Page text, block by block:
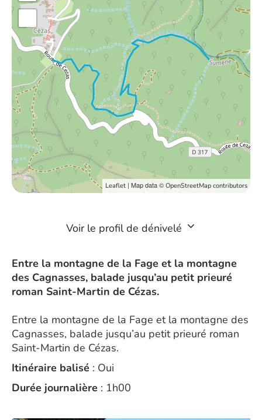
Leaflet | Map data © OpenStreetMap contributors
Voir le profil de dénivelé
Entre la montagne de la Fage et la montagne
des Cagnasses, balade jusqu’au petit prieuré
roman Saint-Martin de Cézas.
Entre la montagne de la Fage et la montagne des
Cagnasses, balade jusqu’au petit prieuré roman
Saint-Martin de Cézas.
Itinéraire balisé : Oui
Durée journalière : 1h00